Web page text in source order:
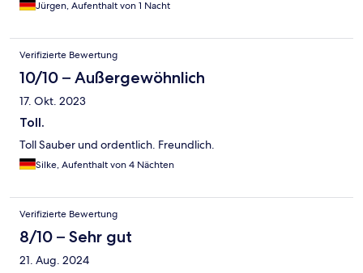
Jürgen, Aufenthalt von 1 Nacht
Verifizierte Bewertung
10/10 – Außergewöhnlich
17. Okt. 2023
Toll.
Toll Sauber und ordentlich. Freundlich.
Silke, Aufenthalt von 4 Nächten
Verifizierte Bewertung
8/10 – Sehr gut
21. Aug. 2024